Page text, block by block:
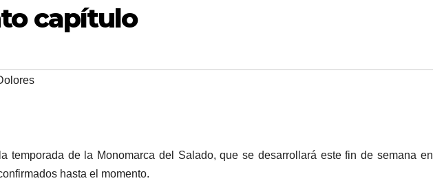
capítulo
temporada de la Monomarca del Salado, que se desarrollará este fin de semana en
hasta el momento.